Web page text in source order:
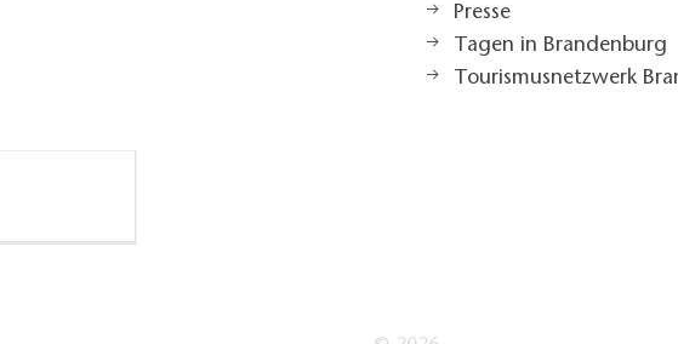
Presse
Tagen in Brandenburg
Tourismusnetzwerk